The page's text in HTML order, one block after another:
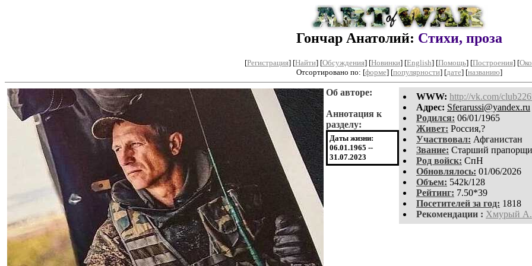
Гончар Анатолий: Стихи, проза
[Регистрация] [Найти] [Обсуждения] [Новинки] [English] [Помощь] [Построения] [
Отсортировано по: [форме] [популярности] [дате] [названию]
WWW: http://vk.com/
Aдpeс: Sferarussi@yandex.ru
Родился: 06/01/1965
Живет: Россия,?
Участвовал: Афганистан
Звание: Старший
Род войск: СпН
Обновлялось: 01/06/2026
Объем: 542k/128
Рейтинг: 7.50*39
Посетителей за год: 1818
Рекомендации : Хмурый А.
Об авторе:
Аннотация к
разделу:
Даты жизни:
06.01.1965 --
31.07.2023